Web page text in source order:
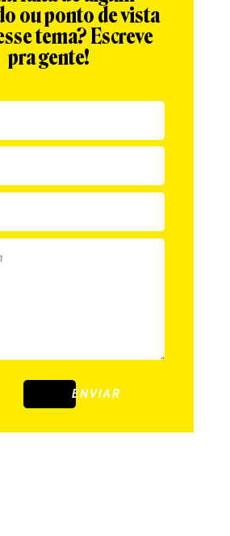
ou ponto de vista
tema? Escreve
pra gente!
ENVIAR